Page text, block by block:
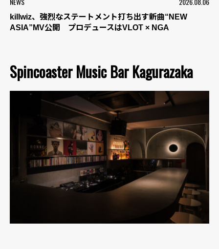
killwiz、強烈なステートメント打ち出す新曲“NEW
ASIA”MV公開 プロデュースはVLOT × NGA
Spincoaster Music Bar Kagurazaka